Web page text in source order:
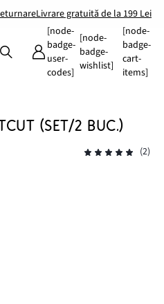
Livrare gratuită de la 199 Lei
[node-
badge-
user-
codes]
[node-
badge-
wishlist]
[node-
badge-
cart-
items]
(SET/2 BUC.)
(2)